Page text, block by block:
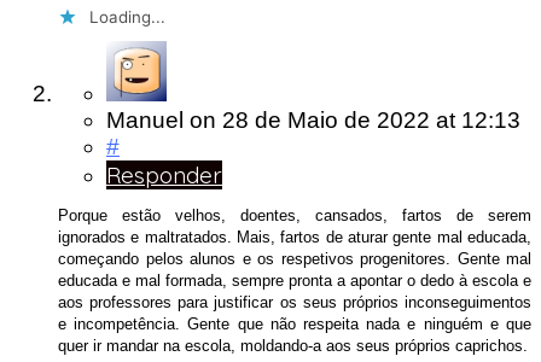
Loading...
Manuel on 28 de Maio de 2022 at 12:13
#
Responder
Porque estão velhos, doentes, cansados, fartos de serem
ignorados e maltratados. Mais, fartos de aturar gente mal educada,
começando pelos alunos e os respetivos progenitores. Gente mal
educada e mal formada, sempre pronta a apontar o dedo à escola e
aos professores para justificar os seus próprios inconseguimentos
e incompetência. Gente que não respeita nada e ninguém e que
quer ir mandar na escola, moldando-a aos seus próprios caprichos.